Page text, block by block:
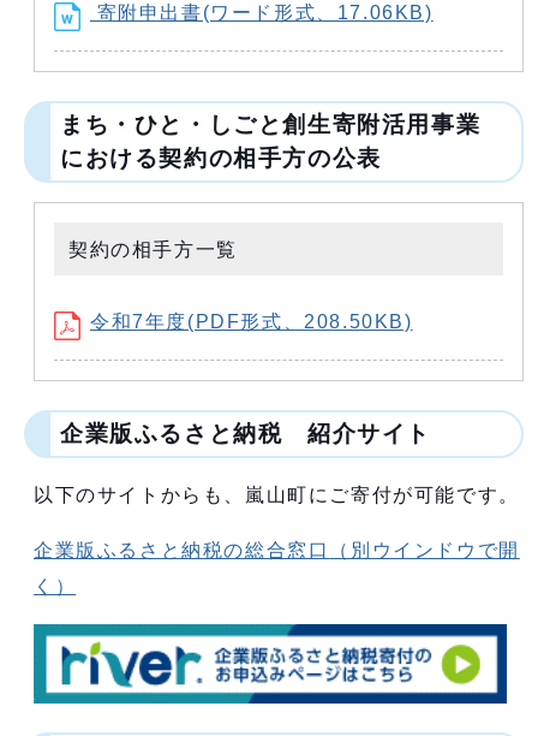
寄附申出書(ワード形式、17.06KB)
まち・ひと・しごと創生寄附活用事業
における契約の相手方の公表
契約の相手方一覧
令和7年度(PDF形式、208.50KB)
企業版ふるさと納税 紹介サイト
以下のサイトからも、嵐山町にご寄付が可能です。
企業版ふるさと納税の総合窓口
（別ウインドウで開
く）